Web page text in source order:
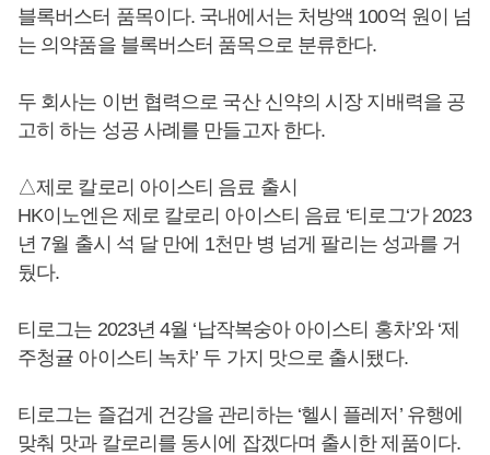
블록버스터 품목이다. 국내에서는 처방액 100억 원이 넘
는 의약품을 블록버스터 품목으로 분류한다.
두 회사는 이번 협력으로 국산 신약의 시장 지배력을 공
고히 하는 성공 사례를 만들고자 한다.
△제로 칼로리 아이스티 음료 출시
HK이노엔은 제로 칼로리 아이스티 음료 ‘티로그‘가 2023
년 7월 출시 석 달 만에 1천만 병 넘게 팔리는 성과를 거
뒀다.
티로그는 2023년 4월 ‘납작복숭아 아이스티 홍차’와 ‘제
주청귤 아이스티 녹차’ 두 가지 맛으로 출시됐다.
티로그는 즐겁게 건강을 관리하는 ‘헬시 플레저’ 유행에
맞춰 맛과 칼로리를 동시에 잡겠다며 출시한 제품이다.